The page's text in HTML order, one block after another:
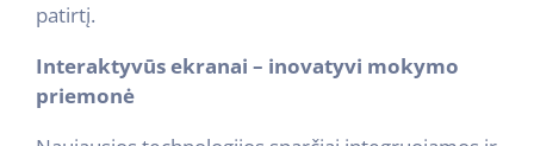
patirtį.
Interaktyvūs ekranai – inovatyvi mokymo
priemonė